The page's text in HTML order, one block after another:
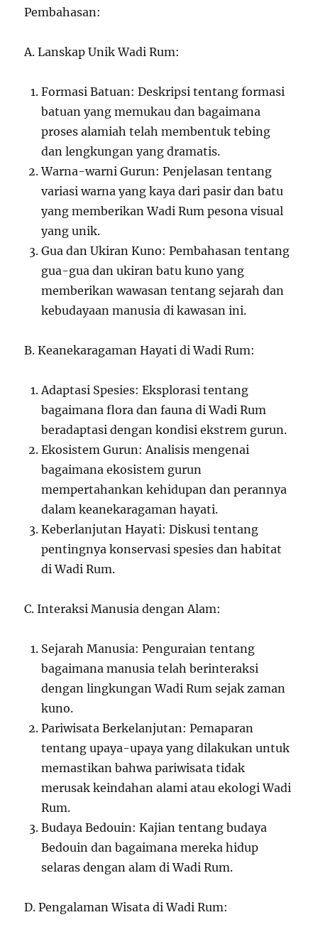
Pembahasan:
A. Lanskap Unik Wadi Rum:
Formasi Batuan: Deskripsi tentang formasi
batuan yang memukau dan bagaimana
proses alamiah telah membentuk tebing
dan lengkungan yang dramatis.
Warna-warni Gurun: Penjelasan tentang
variasi warna yang kaya dari pasir dan batu
yang memberikan Wadi Rum pesona visual
yang unik.
Gua dan Ukiran Kuno: Pembahasan tentang
gua-gua dan ukiran batu kuno yang
memberikan wawasan tentang sejarah dan
kebudayaan manusia di kawasan ini.
B. Keanekaragaman Hayati di Wadi Rum:
Adaptasi Spesies: Eksplorasi tentang
bagaimana flora dan fauna di Wadi Rum
beradaptasi dengan kondisi ekstrem gurun.
Ekosistem Gurun: Analisis mengenai
bagaimana ekosistem gurun
mempertahankan kehidupan dan perannya
dalam keanekaragaman hayati.
Keberlanjutan Hayati: Diskusi tentang
pentingnya konservasi spesies dan habitat
di Wadi Rum.
C. Interaksi Manusia dengan Alam:
Sejarah Manusia: Penguraian tentang
bagaimana manusia telah berinteraksi
dengan lingkungan Wadi Rum sejak zaman
kuno.
Pariwisata Berkelanjutan: Pemaparan
tentang upaya-upaya yang dilakukan untuk
memastikan bahwa pariwisata tidak
merusak keindahan alami atau ekologi Wadi
Rum.
Budaya Bedouin: Kajian tentang budaya
Bedouin dan bagaimana mereka hidup
selaras dengan alam di Wadi Rum.
D. Pengalaman Wisata di Wadi Rum: